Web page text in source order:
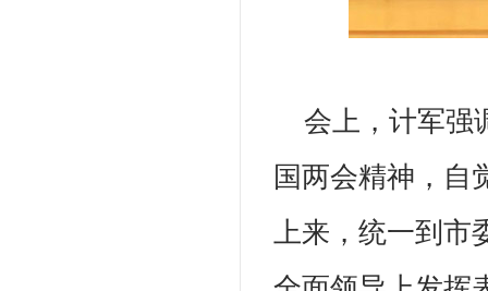
会上，计军强
国两会精神，自
上来，统一到市